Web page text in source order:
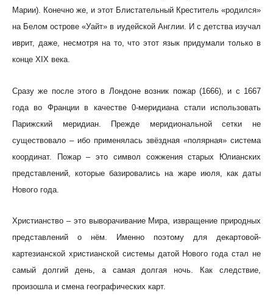
Марии). Конечно же, и этот Блистательный Креститель «родился»
на Белом острове «Уайт» в иудейской Англии. И с детства изучал
иврит, даже, несмотря на то, что этот язык придумали только в
конце XIX века.
Сразу же после этого в Лондоне возник пожар (1666), и с 1667
года во Франции в качестве 0-меридиана стали использовать
Парижский меридиан. Прежде меридиональной сетки не
существовало – ибо применялась звёздная «полярная» система
координат. Пожар – это символ сожжения старых Юлианских
представлений, которые базировались на жаре июля, как даты
Нового года.
Христианство – это выворачивание Мира, извращение природных
представлений о нём. Именно поэтому для декартовой-
картезианской христианской системы датой Нового года стал не
самый долгий день, а самая долгая ночь. Как следствие,
произошла и смена географических карт.